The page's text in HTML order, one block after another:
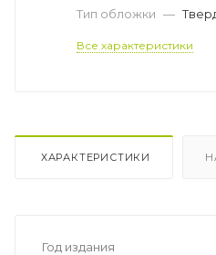
Тип обложки —
Все характеристики
ХАРАКТЕРИСТИКИ
Год издания